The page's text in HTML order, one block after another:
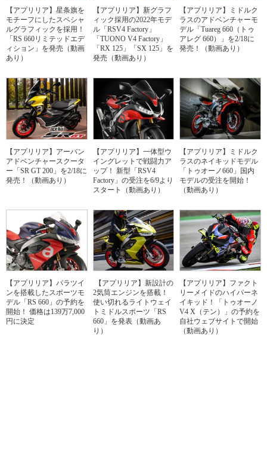
【アプリリア】星条旗を
モチーフにしたスペシャ
ルグラフィックを採用！
「RS 660リミテッドエデ
ィション」を発売（動画
あり）
【アプリリア】新グラフ
ィック採用の2022年モデ
ル「RSV4 Factory」
「TUONO V4 Factory」
「RX 125」「SX 125」を
発売（動画あり）
【アプリリア】ミドルク
ラスのアドベンチャーモ
デル「Tuareg 660（トゥ
アレグ 660）」を2/18に
発売！（動画あり）
【アプリリア】アーバン
アドベンチャースクータ
ー「SR GT 200」を2/18に
発売！（動画あり）
【アプリリア】一体型ウ
イングレットで戦闘力ア
ップ！ 新型「RSV4
Factory」の受注を6/9より
スタート（動画あり）
【アプリリア】ミドルク
ラスのネイキッドモデル
「トゥオーノ660」国内
モデルの受注を開始！
（動画あり）
【アプリリア】パラツイ
ンを搭載したスポーツモ
デル「RS 660」の予約を
開始！ 価格は139万7,000
円に決定
【アプリリア】新設計の
2気筒エンジンを搭載！
使い切れるライトウェイ
トミドルスポーツ「RS
660」を発表（動画あ
り）
【アプリリア】ファクト
リーメイドのハイパーネ
イキッド！「トゥオーノ
V4 X（テン）」の予約を
自社ウェブサイトで開始
（動画あり）